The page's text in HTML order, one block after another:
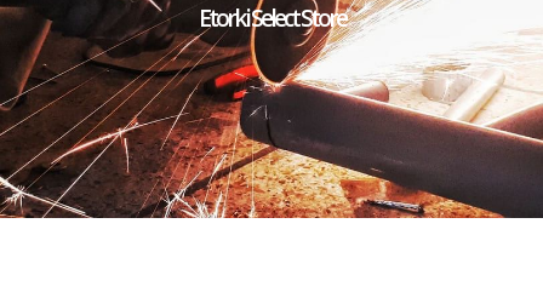
Etorki Select Store